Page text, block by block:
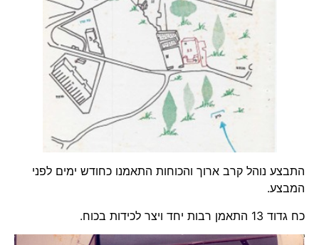
התבצע נוהל קרב ארוך והכוחות התאמנו כחודש ימים לפני
המבצע.
כח גדוד 13 התאמן רבות יחד ויצר לכידות בכוח.